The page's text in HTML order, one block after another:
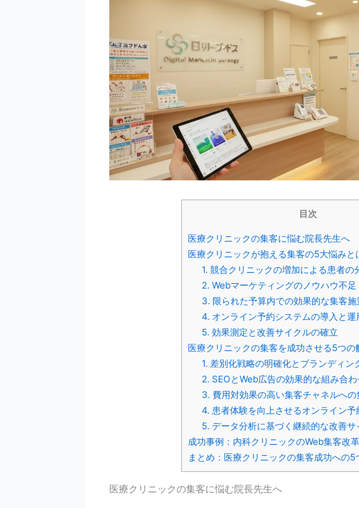
目次
医療クリニックの集客に悩む院長先生へ
医療クリニックが抱える集客の5大悩みと
1. 競合クリニックの増加による患者の
2. Webマーケティングのノウハウ不足
3. 限られた予算内での効果的な集客施
4. オンライン予約システムの導入と運
5. 効果測定と改善サイクルの確立
医療クリニックの集客を成功させる5つの
1. 差別化戦略の明確化とブランディン
2. SEOとWeb広告の効果的な組み合
3. 費用対効果の高い集客チャネルへの
4. 患者体験を向上させるオンライン予
5. データ分析に基づく継続的な改善
成功事例：内科クリニックのWeb集客改革
まとめ：医療クリニックの集客成功への5
医療クリニックの集客に悩む院長先生へ